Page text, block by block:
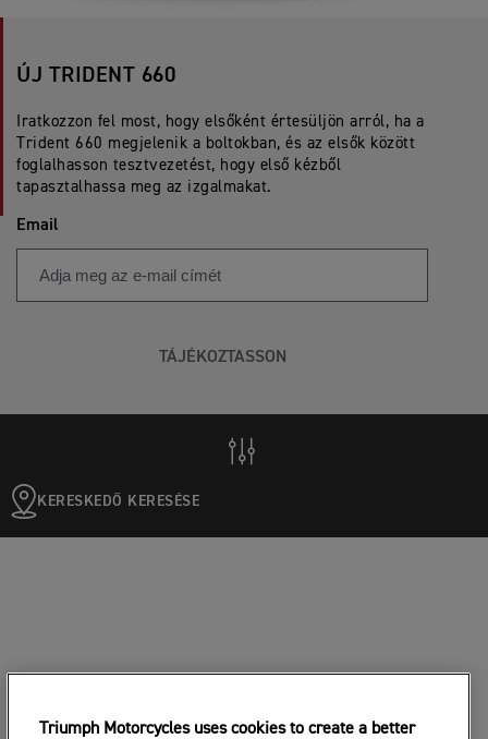
ÚJ TRIDENT 660
Iratkozzon fel most, hogy elsőként értesüljön arról, ha a
Trident 660 megjelenik a boltokban, és az elsők között
foglalhasson tesztvezetést, hogy első kézből
tapasztalhassa meg az izgalmakat.
Email
TÁJÉKOZTASSON
KERESKEDŐ KERESÉSE
Triumph Motorcycles uses cookies to create a better